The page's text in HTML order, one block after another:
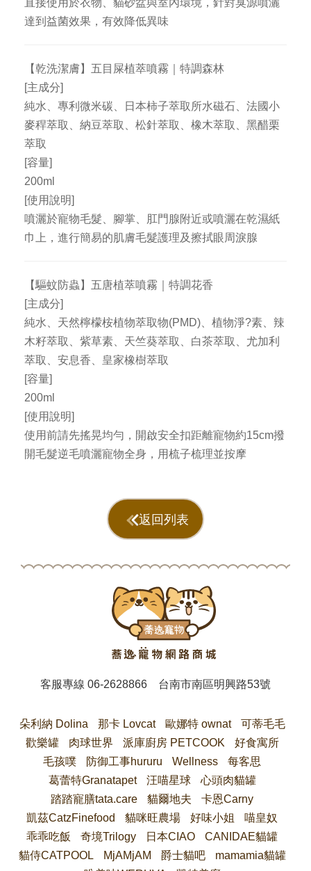
達到益菌效果，有效降低異味
【乾洗潔膚】五目屎植萃噴霧｜特調森林
[主成分]
純水、專利微米碳、日本柿子萃取所水磁石、法國小
麥稈萃取、納豆萃取、松針萃取、橡木萃取、黑醋栗
萃取
[容量]
200ml
[使用說明]
噴灑於寵物毛髮、腳掌、肛門腺附近或噴灑在乾濕紙
巾上，進行簡易的肌膚毛髮護理及擦拭眼周淚腺
【驅蚊防蟲】五唐植萃噴霧｜特調花香
[主成分]
純水、天然檸檬桉植物萃取物(PMD)、植物淨?素、辣
木籽萃取、紫草素、天竺葵萃取、白茶萃取、尤加利
萃取、安息香、皇家橡樹萃取
[容量]
200ml
[使用說明]
使用前請先搖晃均勻，開啟安全扣距離寵物約15cm撥
開毛髮逆毛噴灑寵物全身，用梳子梳理並按摩
返回列表
客服專線06-2628866 台南市南區明興路53號
朵利納 Dolina 那卡 Lovcat 歐娜特 ownat
可蒂毛毛
歡樂罐
肉球世界 派庫廚房 PETCOOK
好食寓所
毛孩噗
防御工事hururu Wellness
每客思
葛蕾特Granatapet
汪喵星球
心頭肉貓罐
踏踏寵膳tata.care
貓爾地夫
卡恩Carny
凱茲CatzFinefood
貓咪旺農場 好味小姐
喵皇奴
乖乖吃飯
奇境Trilogy 日本CIAO
CANIDAE貓罐
貓侍CATPOOL
MjAMjAM 爵士貓吧
mamamia貓罐